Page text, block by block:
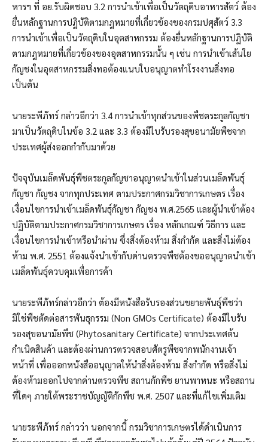
หารฯ ที่ อย.รับผิดชอบ 3.2 การนำเข้าเพื่อเป็นวัตถุดิบอาหารสัตว์ ต้อง
ยื่นหลักฐานการปฏิบัติตามกฎหมายที่เกี่ยวข้องของกรมปศุสัตว์ 3.3
การนำเข้าเพื่อเป็นวัตถุดิบในอุตสาหกรรม ต้องยื่นหลักฐานการปฏิบัติ
ตามกฎหมายที่เกี่ยวข้องของอุตสาหกรรมนั้น ๆ เช่น การนำเข้าเส้นใย
กัญชงในอุตสาหกรรมสิ่งทอต้องแนบใบอนุญาตทำโรงงานสิ่งทอ
เป็นต้น
นายระพีภัทร์ กล่าวอีกว่า 3.4 การนำเข้าทุกส่วนของพืชตระกูลกัญชา
มาเป็นวัตถุดิบในข้อ 3.2 และ 3.3 ต้องมีใบรับรองสุขอนามัยพืชจาก
ประเทศผู้ส่งออกกำกับมาด้วย
ปัจจุบันเมล็ดพันธุ์พืชตระกูลกัญชาอนุญาตนำเข้าในส่วนเมล็ดพันธุ์
กัญชา กัญชง จากทุกประเทศ ตามประกาศกรมวิชาการเกษตร เรื่อง
เงื่อนไขการนำเข้าเมล็ดพันธุ์กัญชา กัญชง พ.ศ.2565 และผู้นำเข้าต้อง
ปฏิบัติตามประกาศกรมวิชาการเกษตร เรื่อง หลักเกณฑ์ วิธีการ และ
เงื่อนไขการนำเข้าหรือนำผ่าน ซึ่งสิ่งต้องห้าม สิ่งกำกัด และสิ่งไม่ต้อง
ห้าม พ.ศ. 2551 ต้องแจ้งนำเข้ากับด่านตรวจพืชต้องขออนุญาตนำเข้า
เมล็ดพันธุ์ควบคุมเพื่อการค้า
นายระพีภัทร์กล่าวอีกว่า ต้องมีหนังสือรับรองส่วนขยายพันธุ์พืชว่า
มิใช่พืชตัดต่อสารพันธุกรรม (Non GMOs Certificate) ต้องมีใบรับ
รองสุขอนามัยพืช (Phytosanitary Certificate) จากประเทศต้น
กำเนิดสินค้า และต้องผ่านการตรวจสอบศัตรูพืชจากพนักงานเจ้า
หน้าที่ เพื่อออกหนังสืออนุญาตให้นำสิ่งต้องห้าม สิ่งกำกัด หรือสิ่งไม่
ต้องห้ามออกไปจากด่านตรวจพืช สถานกักพืช ยานพาหนะ หรือสถาน
ที่ใดๆ ภายใต้พระราชบัญญัติกักพืช พ.ศ. 2507 และที่แก้ไขเพิ่มเติม
นายระพีภัทร์ กล่าวว่า นอกจากนี้ กรมวิชาการเกษตรได้ดำเนินการ